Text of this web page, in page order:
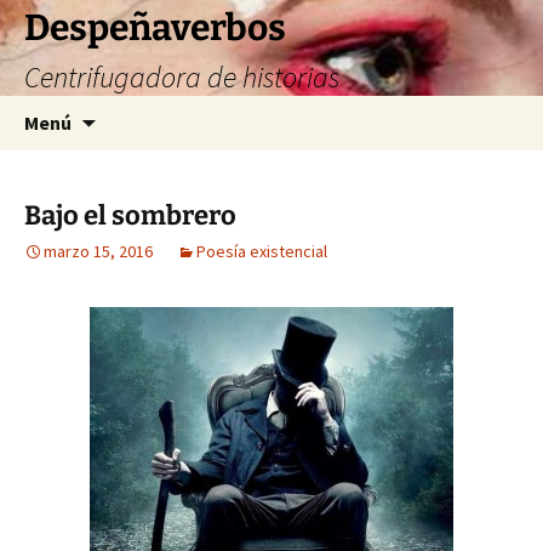
Saltar
al
contenido
Despeñaverbos
Centrifugadora de historias
Menú
Bajo el sombrero
marzo 15, 2016 Poesía existencial